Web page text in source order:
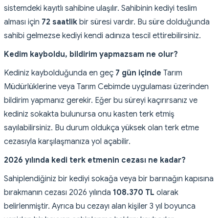
sistemdeki kayıtlı sahibine ulaşılır. Sahibinin kediyi teslim
alması için 72 saatlik bir süresi vardır. Bu süre dolduğunda
sahibi gelmezse kediyi kendi adınıza tescil ettirebilirsiniz.
Kedim kayboldu, bildirim yapmazsam ne olur?
Kediniz kaybolduğunda en geç 7 gün içinde Tarım
Müdürlüklerine veya Tarım Cebimde uygulaması üzerinden
bildirim yapmanız gerekir. Eğer bu süreyi kaçırırsanız ve
kediniz sokakta bulunursa onu kasten terk etmiş
sayılabilirsiniz. Bu durum oldukça yüksek olan terk etme
cezasıyla karşılaşmanıza yol açabilir.
2026 yılında kedi terk etmenin cezası ne kadar?
Sahiplendiğiniz bir kediyi sokağa veya bir barınağın kapısına
bırakmanın cezası 2026 yılında 108.370 TL olarak
belirlenmiştir. Ayrıca bu cezayı alan kişiler 3 yıl boyunca